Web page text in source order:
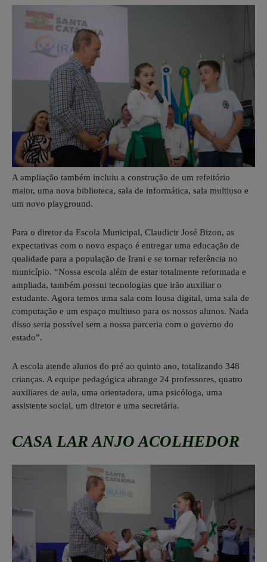
A ampliação também incluiu a construção de um refeitório
maior, uma nova biblioteca, sala de informática, sala multiuso e
um novo playground.
Para o diretor da Escola Municipal, Claudicir José Bizon, as
expectativas com o novo espaço é entregar uma educação de
qualidade para a população de Irani e se tornar referência no
município. “Nossa escola além de estar totalmente reformada e
ampliada, também possui tecnologias que irão auxiliar o
estudante. Agora temos uma sala com lousa digital, uma sala de
computação e um espaço multiuso para os nossos alunos. Nada
disso seria possível sem a nossa parceria com o governo do
estado”.
A escola atende alunos do pré ao quinto ano, totalizando 348
crianças. A equipe pedagógica abrange 24 professores, quatro
auxiliares de aula, uma orientadora, uma psicóloga, uma
assistente social, um diretor e uma secretária.
CASA LAR ANJO ACOLHEDOR